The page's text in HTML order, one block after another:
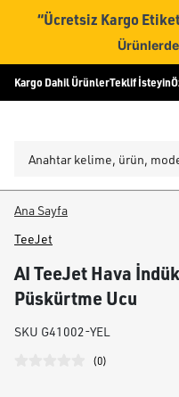
“Ücretsiz Kargo
Kargo Dahil ÜrünlerTeklif İsteyin
Ana Sayfa
TeeJet
AI TeeJet Hava
Püskürtme Ucu
SKU G41002-YEL
(0)